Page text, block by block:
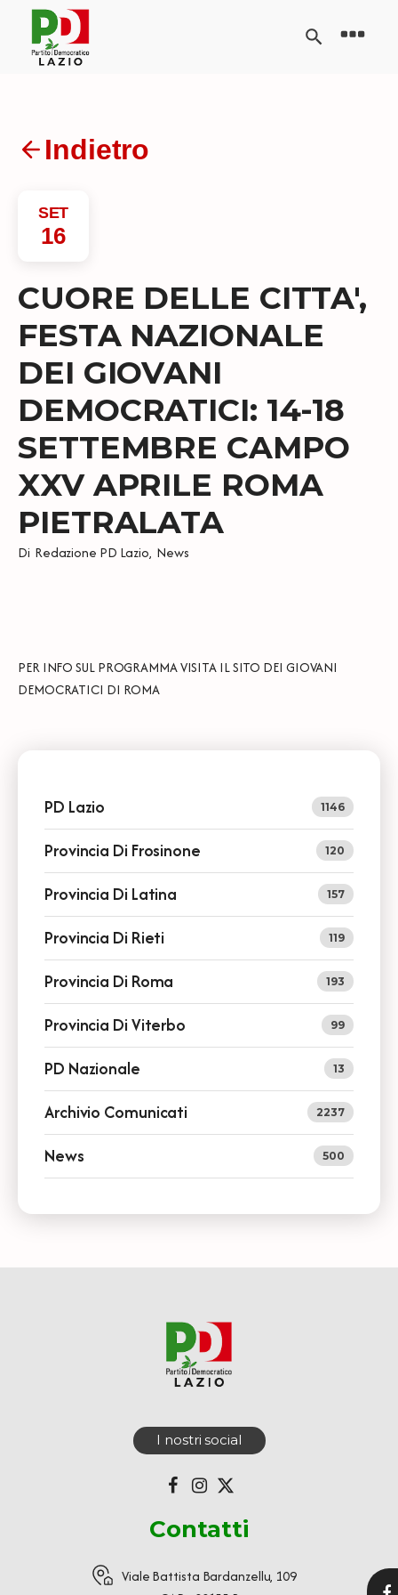
Indietro
SET
16
CUORE DELLE CITTA',
FESTA NAZIONALE
DEI GIOVANI
DEMOCRATICI: 14-18
SETTEMBRE CAMPO
XXV APRILE ROMA
PIETRALATA
Di Redazione PD Lazio, News
PER INFO SUL PROGRAMMA VISITA IL SITO DEI GIOVANI
DEMOCRATICI DI ROMA
PD Lazio 1146
Provincia Di Frosinone 120
Provincia Di Latina 157
Provincia Di Rieti 119
Provincia Di Roma 193
Provincia Di Viterbo 99
PD Nazionale 13
Archivio Comunicati 2237
News 500
I nostri social
Contatti
Viale Battista Bardanzellu, 109